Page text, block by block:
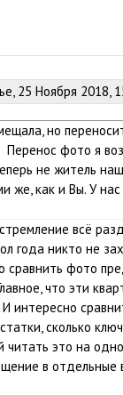
25 Ноября 2018,
но
фото я
не житель
же, как и Вы. У
всё
года никто не
сравнить фото
что эти
интересно
сколько
читать это на
в